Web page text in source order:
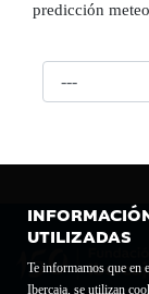
UTILIZADAS
Te informamos que en
Ibercaja, se utilizan
predicción